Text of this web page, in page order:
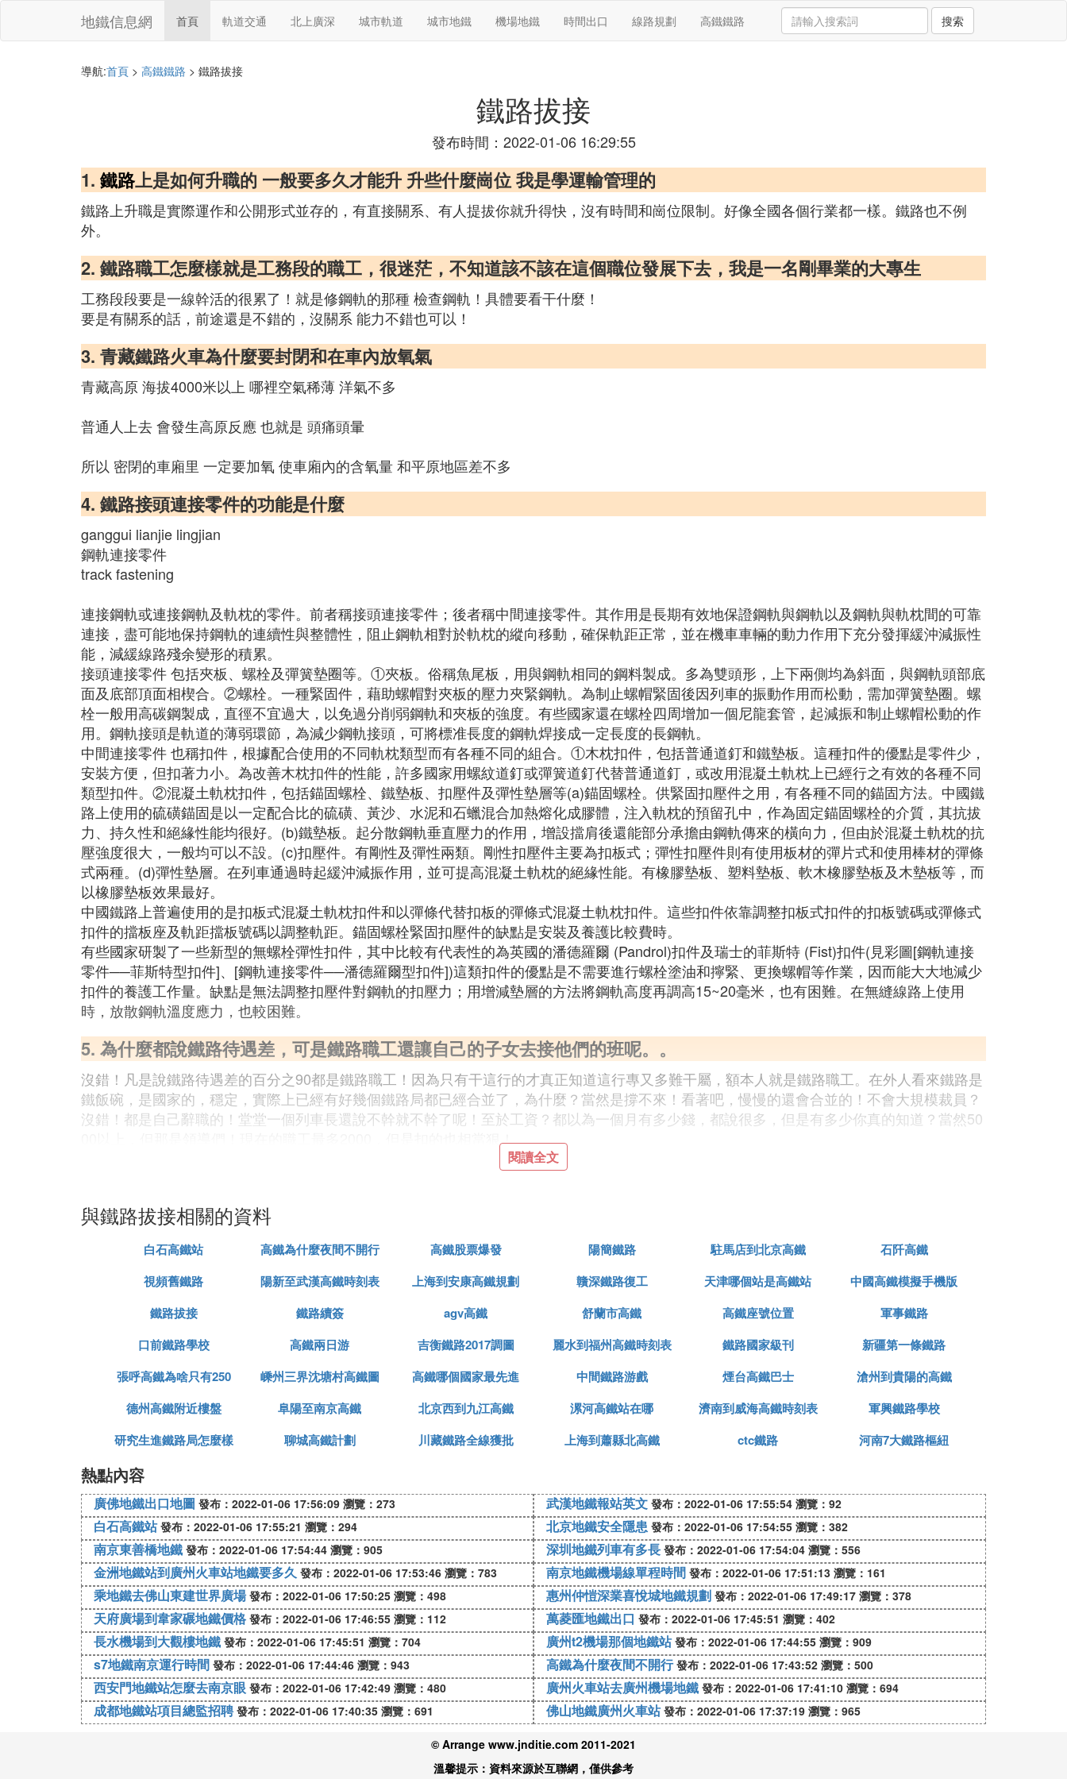
地鐵信息網 首頁 軌道交通 北上廣深 城市軌道 城市地鐵 機場地鐵 時間出口 線路規劃 高鐵鐵路 搜索
導航:首頁 > 高鐵鐵路 > 鐵路拔接
鐵路拔接
發布時間：2022-01-06 16:29:55
1. 鐵路上是如何升職的 一般要多久才能升 升些什麼崗位 我是學運輸管理的
鐵路上升職是實際運作和公開形式並存的，有直接關系、有人提拔你就升得快，沒有時間和崗位限制。好像全國各個行業都一樣。鐵路也不例
外。
2. 鐵路職工怎麼樣就是工務段的職工，很迷茫，不知道該不該在這個職位發展下去，我是一名剛畢業的大專生
工務段段要是一線幹活的很累了！就是修鋼軌的那種 檢查鋼軌！具體要看干什麼！
要是有關系的話，前途還是不錯的，沒關系 能力不錯也可以！
3. 青藏鐵路火車為什麼要封閉和在車內放氧氣
青藏高原 海拔4000米以上 哪裡空氣稀薄 洋氣不多
普通人上去 會發生高原反應 也就是 頭痛頭暈
所以 密閉的車廂里 一定要加氧 使車廂內的含氧量 和平原地區差不多
4. 鐵路接頭連接零件的功能是什麼
ganggui lianjie lingjian
鋼軌連接零件
track fastening
連接鋼軌或連接鋼軌及軌枕的零件。前者稱接頭連接零件；後者稱中間連接零件。其作用是長期有效地保證鋼軌與鋼軌以及鋼軌與軌枕間的可靠
連接，盡可能地保持鋼軌的連續性與整體性，阻止鋼軌相對於軌枕的縱向移動，確保軌距正常，並在機車車輛的動力作用下充分發揮緩沖減振性
能，減緩線路殘余變形的積累。
接頭連接零件 包括夾板、螺栓及彈簧墊圈等。①夾板。俗稱魚尾板，用與鋼軌相同的鋼料製成。多為雙頭形，上下兩側均為斜面，與鋼軌頭部底
面及底部頂面相楔合。②螺栓。一種緊固件，藉助螺帽對夾板的壓力夾緊鋼軌。為制止螺帽緊固後因列車的振動作用而松動，需加彈簧墊圈。螺
栓一般用高碳鋼製成，直徑不宜過大，以免過分削弱鋼軌和夾板的強度。有些國家還在螺栓四周增加一個尼龍套管，起減振和制止螺帽松動的作
用。鋼軌接頭是軌道的薄弱環節，為減少鋼軌接頭，可將標准長度的鋼軌焊接成一定長度的長鋼軌。
中間連接零件 也稱扣件，根據配合使用的不同軌枕類型而有各種不同的組合。①木枕扣件，包括普通道釘和鐵墊板。這種扣件的優點是零件少，
安裝方便，但扣著力小。為改善木枕扣件的性能，許多國家用螺紋道釘或彈簧道釘代替普通道釘，或改用混凝土軌枕上已經行之有效的各種不同
類型扣件。②混凝土軌枕扣件，包括錨固螺栓、鐵墊板、扣壓件及彈性墊層等(a)錨固螺栓。供緊固扣壓件之用，有各種不同的錨固方法。中國鐵
路上使用的硫磺錨固是以一定配合比的硫磺、黃沙、水泥和石蠟混合加熱熔化成膠體，注入軌枕的預留孔中，作為固定錨固螺栓的介質，其抗拔
力、持久性和絕緣性能均很好。(b)鐵墊板。起分散鋼軌垂直壓力的作用，增設擋肩後還能部分承擔由鋼軌傳來的橫向力，但由於混凝土軌枕的抗
壓強度很大，一般均可以不設。(c)扣壓件。有剛性及彈性兩類。剛性扣壓件主要為扣板式；彈性扣壓件則有使用板材的彈片式和使用棒材的彈條
式兩種。(d)彈性墊層。在列車通過時起緩沖減振作用，並可提高混凝土軌枕的絕緣性能。有橡膠墊板、塑料墊板、軟木橡膠墊板及木墊板等，而
以橡膠墊板效果最好。
中國鐵路上普遍使用的是扣板式混凝土軌枕扣件和以彈條代替扣板的彈條式混凝土軌枕扣件。這些扣件依靠調整扣板式扣件的扣板號碼或彈條式
扣件的擋板座及軌距擋板號碼以調整軌距。錨固螺栓緊固扣壓件的缺點是安裝及養護比較費時。
有些國家研製了一些新型的無螺栓彈性扣件，其中比較有代表性的為英國的潘德羅爾 (Pandrol)扣件及瑞士的菲斯特 (Fist)扣件(見彩圖[鋼軌連接
零件──菲斯特型扣件]、[鋼軌連接零件──潘德羅爾型扣件])這類扣件的優點是不需要進行螺栓塗油和擰緊、更換螺帽等作業，因而能大大地減少
扣件的養護工作量。缺點是無法調整扣壓件對鋼軌的扣壓力；用增減墊層的方法將鋼軌高度再調高15~20毫米，也有困難。在無縫線路上使用
時，放散鋼軌溫度應力，也較困難。
5. 為什麼都說鐵路待遇差，可是鐵路職工還讓自己的子女去接他們的班呢。。
沒錯！凡是說鐵路待遇差的百分之90都是鐵路職工！因為只有干這行的才真正知道這行專又多難干屬，額本人就是鐵路職工。在外人看來鐵路是
鐵飯碗，是國家的，穩定，實際上已經有好幾個鐵路局都已經合並了，為什麼？當然是撐不來！看著吧，慢慢的還會合並的！不會大規模裁員？
沒錯！都是自己辭職的！堂堂一個列車長還說不幹就不幹了呢！至於工資？都以為一個月有多少錢，都說很多，但是有多少你真的知道？當然50
00以上，但那是領導們！現在的職工最多2000，但是扣的也相當狠！
至於你說接班，確實，在父母那一輩確實幫子女鋪好路了！我就認識一個職工子女，父母的照顧對他確實有非常好的好處
鐵道部
站務段、機務段、電務段、客運段、貨運段等等！！
7. 鐵路乘務員好進嗎懂的 干過這行的進來~~高懸賞！
目前來講花三四萬能進入鐵路系統真的算少的了。更何況是高鐵乘務員，如果不是憑學歷和自身素質入選，那可能花費就更大了。
8. 我國首例高鐵雙線撥接工程完成，此項工程有哪些重大意義
隨著人們的生活逐漸提高，有很多的交通工具也都是會逐漸的展現出來。這也表明了我國的高鐵技術更上一層樓，還為以後的高鐵建設發展提供
了重大的基礎。在最新的網路平台當中爆料出，我國首例高鐵雙線拔線工程完成。
都是非常的期待和認可這樣的做法。
高鐵雙線拔接工程離不開每一個人的心血
希望人們都能夠合理地看待這種行為，這項工程的圓滿舉行也是離不開每一個人的心血和付出。有很多的人在完成這項工程的時候都非常的艱
難，他們也是需要突破這項工程當中的重重難點。只有這樣才能夠讓這個工程圓滿的結束，還能夠為今後的鐵路發展奠定良好的基礎，這也是鐵
路工程上的一個重大里程碑。
9. 鐵路的起道拔道改道調整軌縫搗固清篩道渣的具體目的
這些都屬於鐵路軌道工程，常規的搗固清篩道渣是為了提高軌道道砟的穩定性內，是列車運行更安全更平穩容，是常規的軌道檢修。而鐵路改
道、撥道、起道、落道都是對軌道的平面或縱斷面進行調整，都屬於工程改造的范圍，一般是線路、車站改造，或有新線接軌等，是為了適應新
的運輸需求。
10. 我國首例高鐵雙線撥接工程完成，這一工程的完成有哪些意義
我國首例高鐵雙線撥接工程完成，這一工程的完成具有歷史性的重大意義：
閱讀全文
與鐵路拔接相關的資料
白石高鐵站 高鐵為什麼夜間不開行 高鐵股票爆發 陽簡鐵路 駐馬店到北京高鐵
石阡高鐵
視頻舊鐵路
陽新至武漢高鐵時刻表 上海到安康高鐵規劃 贛深鐵路復工 天津哪個站是高鐵站
中國高鐵模擬手機版
鐵路拔接
鐵路續簽 agv高鐵 舒蘭市高鐵 高鐵座號位置
軍事鐵路
口前鐵路學校
高鐵兩日游 吉衡鐵路2017調圖 麗水到福州高鐵時刻表 鐵路國家級刊
新疆第一條鐵路
張呼高鐵為啥只有250
嵊州三界沈塘村高鐵圖 高鐵哪個國家最先進 中間鐵路游戲 煙台高鐵巴士
滄州到貴陽的高鐵
德州高鐵附近樓盤
阜陽至南京高鐵 北京西到九江高鐵 漯河高鐵站在哪 濟南到威海高鐵時刻表
軍興鐵路學校
研究生進鐵路局怎麼樣
聊城高鐵計劃 川藏鐵路全線獲批 上海到蕭縣北高鐵 ctc鐵路 河南7大鐵路樞紐
熱點內容
廣佛地鐵出口地圖 發布：2022-01-06 17:56:09 瀏覽：273 武漢地鐵報站英文 發布：2022-01-06 17:55:54 瀏覽：92
白石高鐵站 發布：2022-01-06 17:55:21 瀏覽：294 北京地鐵安全隱患 發布：2022-01-06 17:54:55 瀏覽：382
南京東善橋地鐵 發布：2022-01-06 17:54:44 瀏覽：905 深圳地鐵列車有多長 發布：2022-01-06 17:54:04 瀏覽：556
金洲地鐵站到廣州火車站地鐵要多久 發布：2022-01-06 17:53:46 瀏覽：783 南京地鐵機場線單程時間 發布：2022-01-06 17:51:13 瀏覽：161
乘地鐵去佛山東建世界廣場 發布：2022-01-06 17:50:25 瀏覽：498 惠州仲愷深業喜悅城地鐵規劃 發布：2022-01-06 17:49:17 瀏覽：378
天府廣場到韋家碾地鐵價格 發布：2022-01-06 17:46:55 瀏覽：112 萬菱匯地鐵出口 發布：2022-01-06 17:45:51 瀏覽：402
長水機場到大觀樓地鐵 發布：2022-01-06 17:45:51 瀏覽：704 廣州t2機場那個地鐵站 發布：2022-01-06 17:44:55 瀏覽：909
s7地鐵南京運行時間 發布：2022-01-06 17:44:46 瀏覽：943 高鐵為什麼夜間不開行 發布：2022-01-06 17:43:52 瀏覽：500
西安門地鐵站怎麼去南京眼 發布：2022-01-06 17:42:49 瀏覽：480 廣州火車站去廣州機場地鐵 發布：2022-01-06 17:41:10 瀏覽：694
成都地鐵站項目總監招聘 發布：2022-01-06 17:40:35 瀏覽：691 佛山地鐵廣州火車站 發布：2022-01-06 17:37:19 瀏覽：965
© Arrange www.jnditie.com 2011-2021
溫馨提示：資料來源於互聯網，僅供參考